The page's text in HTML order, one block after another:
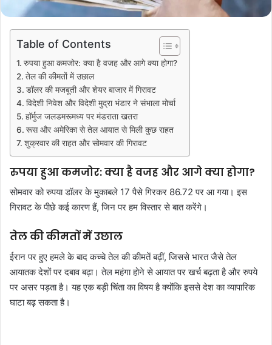
Table of Contents
रुपया हुआ कमजोर: क्या है वजह और आगे क्या होगा?
तेल की कीमतों में उछाल
डॉलर की मजबूती और शेयर बाजार में गिरावट
विदेशी निवेश और विदेशी मुद्रा भंडार ने संभाला मोर्चा
हॉर्मुज जलडमरूमध्य पर मंडराता खतरा
रूस और अमेरिका से तेल आयात से मिली कुछ राहत
शुक्रवार की राहत और सोमवार की गिरावट
रुपया हुआ कमजोर: क्या है वजह और आगे क्या होगा?
सोमवार को रुपया डॉलर के मुकाबले 17 पैसे गिरकर 86.72 पर आ गया। इस
गिरावट के पीछे कई कारण हैं, जिन पर हम विस्तार से बात करेंगे।
तेल की कीमतों में उछाल
ईरान पर हुए हमले के बाद कच्चे तेल की कीमतें बढ़ीं, जिससे भारत जैसे तेल
आयातक देशों पर दबाव बढ़ा। तेल महंगा होने से आयात पर खर्च बढ़ता है और रुपये
पर असर पड़ता है। यह एक बड़ी चिंता का विषय है क्योंकि इससे देश का व्यापारिक
घाटा बढ़ सकता है।